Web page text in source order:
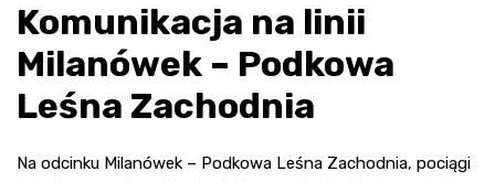
Komunikacja na linii
Milanówek – Podkowa
Leśna Zachodnia
Na odcinku Milanówek – Podkowa Leśna Zachodnia, pociągi